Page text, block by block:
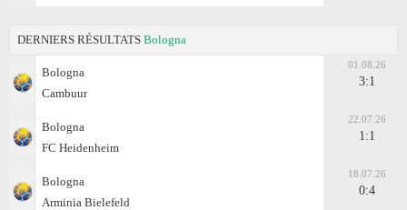
DERNIERS RÉSULTATS Bologna
Bologna
Cambuur
01.08.26
3:1
Bologna
FC Heidenheim
22.07.26
1:1
Bologna
Arminia Bielefeld
18.07.26
0:4